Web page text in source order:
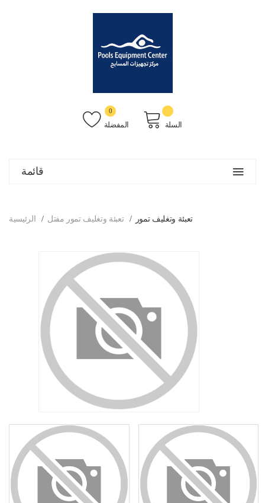
المفضلة
0
السلة
قائمة
الرئيسية تعبئة وتغليف تمور مفتل تعبئة وتغليف تمور